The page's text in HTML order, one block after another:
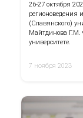
26-27 октября
регионоведения
(Славянского)
Майтдинова Г.М.
университете.
7 ноября 2023